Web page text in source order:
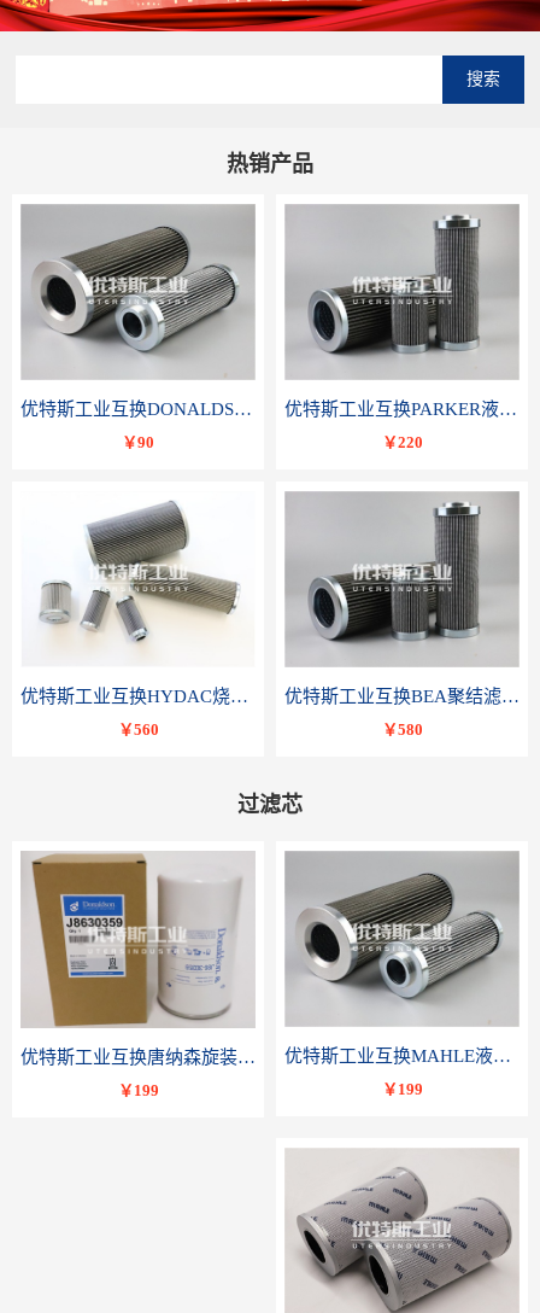
搜索
热销产品
优特斯工业互换DONALDSON唐纳森液压滤芯P566336
￥90
优特斯工业互换PARKER液压油滤芯TXWL8C-GDL10
￥220
优特斯工业互换HYDAC烧结滤芯318081 060-DR-100-D-V
￥560
优特斯工业互换BEA聚结滤芯FCR-4002-RC
￥580
过滤芯
优特斯工业互换唐纳森旋装滤芯J8630359
￥199
优特斯工业互换MAHLE液压滤芯PI 3230 PSV ST 10 PI3230SMXVST10
￥199